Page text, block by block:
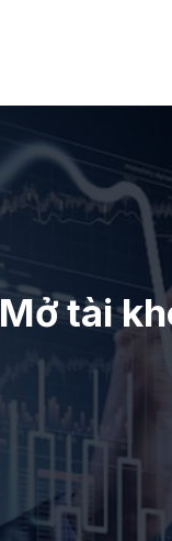
Mở tài